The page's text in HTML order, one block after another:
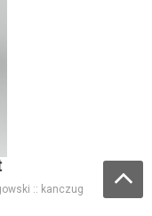
:: kanczug